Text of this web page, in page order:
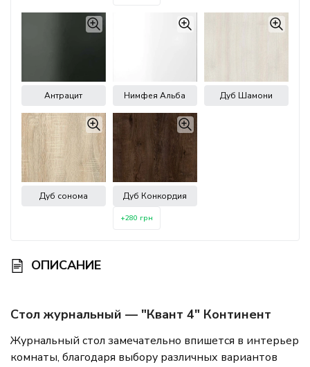
Антрацит Нимфея Альба Дуб Шамони
Дуб сонома Дуб Конкордия
+280 грн
ОПИСАНИЕ
Стол журнальный — "Квант 4" Континент
Журнальный стол замечательно впишется в интерьер
комнаты, благодаря выбору различных вариантов